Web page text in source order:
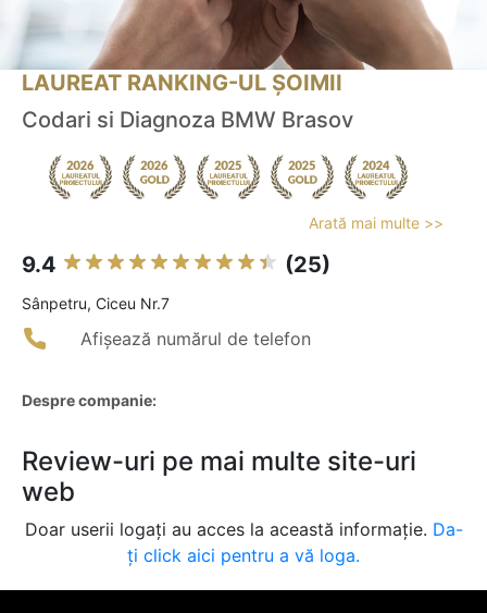
LAUREAT RANKING-UL ȘOIMII
Codari si Diagnoza BMW Brasov
Arată mai multe >>
9.4 (25)
Sânpetru, Ciceu Nr.7
Afișează numărul de telefon
Despre companie:
Review-uri pe mai multe site-uri
web
Doar userii logați au acces la această informație. Da-
ți click aici pentru a vă loga.